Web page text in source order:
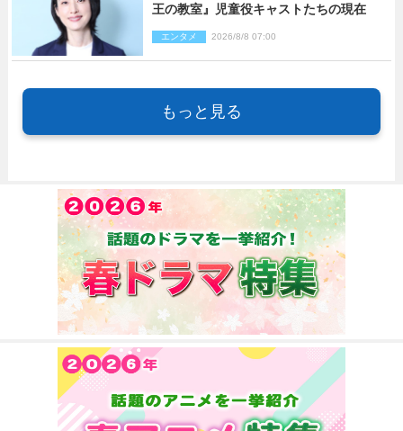
王の教室』児童役キャストたちの現在
エンタメ 2026/8/8 07:00
もっと見る